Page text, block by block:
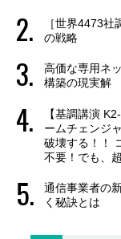
［世界4473
の戦略
高価な専用ネ
構築の現実解
【基調講演
ームチェンジ
破壊する！！
不要！でも、
通信事業者の
く秘訣とは